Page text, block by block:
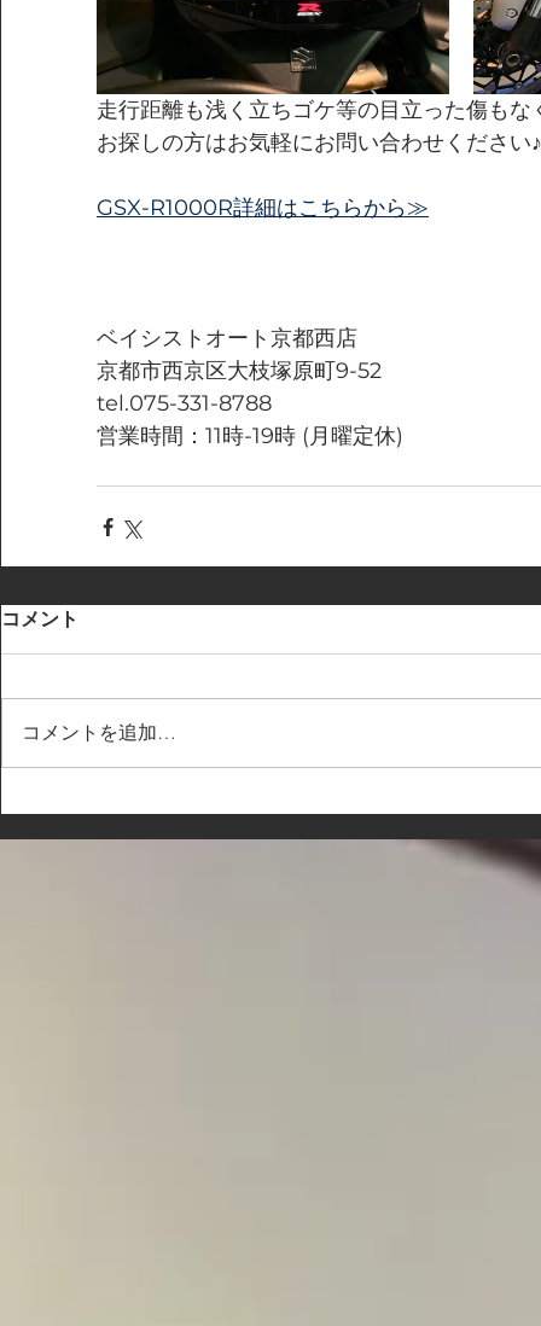
走行距離も浅く立ちゴケ等の目立った傷も
お探しの方はお気軽にお問い合わせください♪
GSX-R1000R詳細はこちらから≫
ベイシストオート京都西店
京都市西京区大枝塚原町9-52
tel.075-331-8788
営業時間：11時-19時 (月曜定休)
コメント
コメントを追加…